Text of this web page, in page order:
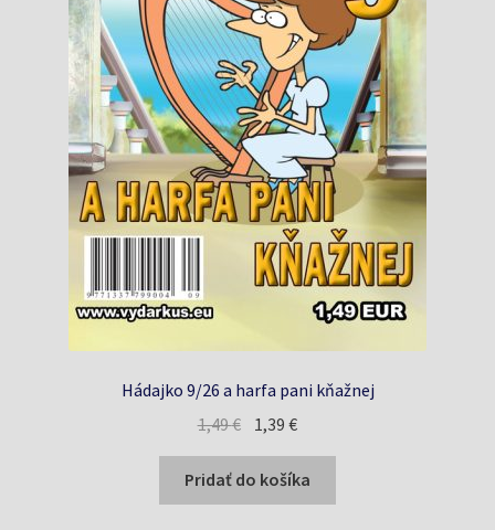
Hádajko 9/26 a harfa pani kňažnej
1,49€ Pôvodná
bola:
1,49 €.
1,39€Aktuálna
je:
1,39 €.
Pridať do košíka